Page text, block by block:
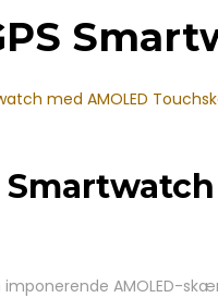
med AMOLED
AMOLED-